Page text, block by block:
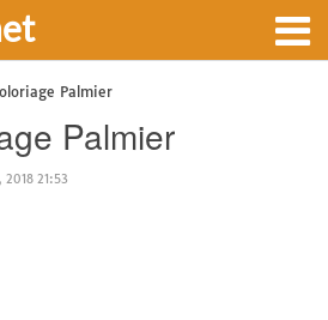
Palmier
Palmier
2018 21:53